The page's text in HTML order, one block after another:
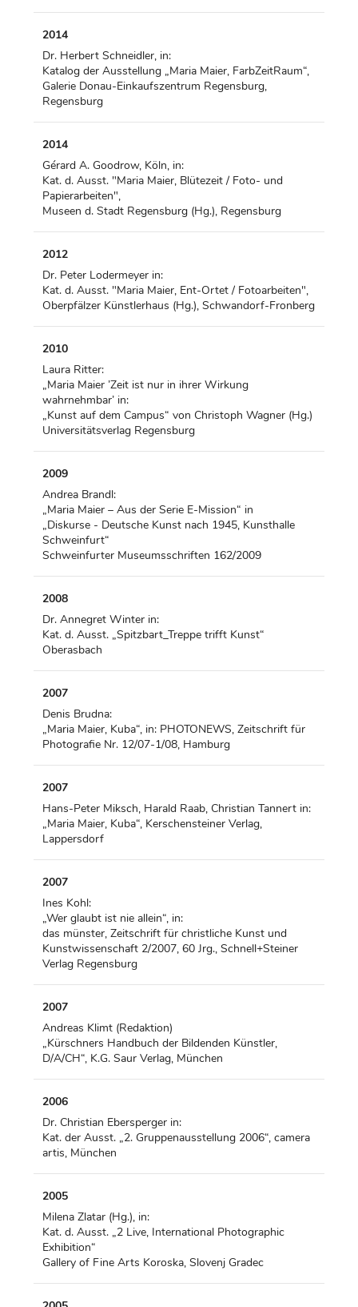
2014
Dr. Herbert Schneidler, in:
Katalog der Ausstellung „Maria Maier, FarbZeitRaum“,
Galerie Donau-Einkaufszentrum Regensburg,
Regensburg
2014
Gérard A. Goodrow, Köln, in:
Kat. d. Ausst. "Maria Maier, Blütezeit / Foto- und
Papierarbeiten",
Museen d. Stadt Regensburg (Hg.), Regensburg
2012
Dr. Peter Lodermeyer in:
Kat. d. Ausst. "Maria Maier, Ent-Ortet / Fotoarbeiten",
Oberpfälzer Künstlerhaus (Hg.), Schwandorf-Fronberg
2010
Laura Ritter:
„Maria Maier ’Zeit ist nur in ihrer Wirkung
wahrnehmbar’ in:
„Kunst auf dem Campus“ von Christoph Wagner (Hg.)
Universitätsverlag Regensburg
2009
Andrea Brandl:
„Maria Maier – Aus der Serie E-Mission“ in
„Diskurse - Deutsche Kunst nach 1945, Kunsthalle
Schweinfurt“
Schweinfurter Museumsschriften 162/2009
2008
Dr. Annegret Winter in:
Kat. d. Ausst. „Spitzbart_Treppe trifft Kunst“
Oberasbach
2007
Denis Brudna:
„Maria Maier, Kuba“, in: PHOTONEWS, Zeitschrift für
Photografie Nr. 12/07-1/08, Hamburg
2007
Hans-Peter Miksch, Harald Raab, Christian Tannert in:
„Maria Maier, Kuba“, Kerschensteiner Verlag,
Lappersdorf
2007
Ines Kohl:
„Wer glaubt ist nie allein“, in:
das münster, Zeitschrift für christliche Kunst und
Kunstwissenschaft 2/2007, 60 Jrg., Schnell+Steiner
Verlag Regensburg
2007
Andreas Klimt (Redaktion)
„Kürschners Handbuch der Bildenden Künstler,
D/A/CH“, K.G. Saur Verlag, München
2006
Dr. Christian Ebersperger in:
Kat. der Ausst. „2. Gruppenausstellung 2006“, camera
artis, München
2005
Milena Zlatar (Hg.), in:
Kat. d. Ausst. „2 Live, International Photographic
Exhibition“
Gallery of Fine Arts Koroska, Slovenj Gradec